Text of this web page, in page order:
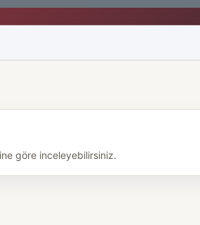
göre inceleyebilirsiniz.